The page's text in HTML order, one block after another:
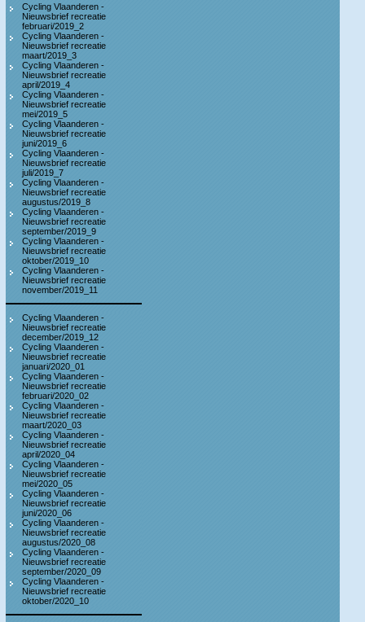
Cycling Vlaanderen -
Nieuwsbrief recreatie
februari/2019_2
Cycling Vlaanderen -
Nieuwsbrief recreatie
maart/2019_3
Cycling Vlaanderen -
Nieuwsbrief recreatie
april/2019_4
Cycling Vlaanderen -
Nieuwsbrief recreatie
mei/2019_5
Cycling Vlaanderen -
Nieuwsbrief recreatie
juni/2019_6
Cycling Vlaanderen -
Nieuwsbrief recreatie
juli/2019_7
Cycling Vlaanderen -
Nieuwsbrief recreatie
augustus/2019_8
Cycling Vlaanderen -
Nieuwsbrief recreatie
september/2019_9
Cycling Vlaanderen -
Nieuwsbrief recreatie
oktober/2019_10
Cycling Vlaanderen -
Nieuwsbrief recreatie
november/2019_11
Cycling Vlaanderen -
Nieuwsbrief recreatie
december/2019_12
Cycling Vlaanderen -
Nieuwsbrief recreatie
januari/2020_01
Cycling Vlaanderen -
Nieuwsbrief recreatie
februari/2020_02
Cycling Vlaanderen -
Nieuwsbrief recreatie
maart/2020_03
Cycling Vlaanderen -
Nieuwsbrief recreatie
april/2020_04
Cycling Vlaanderen -
Nieuwsbrief recreatie
mei/2020_05
Cycling Vlaanderen -
Nieuwsbrief recreatie
juni/2020_06
Cycling Vlaanderen -
Nieuwsbrief recreatie
augustus/2020_08
Cycling Vlaanderen -
Nieuwsbrief recreatie
september/2020_09
Cycling Vlaanderen -
Nieuwsbrief recreatie
oktober/2020_10